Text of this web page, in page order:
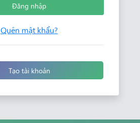
Đăng nhập
Quên mật khẩu?
Tạo tài khoản